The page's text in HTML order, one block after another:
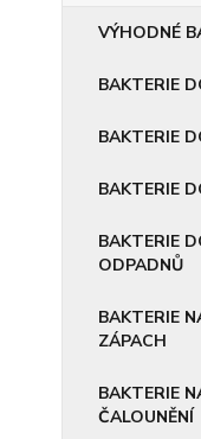
VÝHODNÉ
BAKTERIE
BAKTERIE
BAKTERIE
BAKTERIE
ODPADNŮ
BAKTERIE
ZÁPACH
BAKTERIE
ČALOUNĚNÍ